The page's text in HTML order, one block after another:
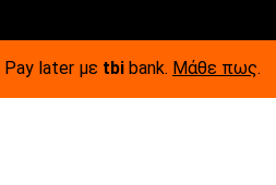
Pay later με tbi bank. Μάθε πως.